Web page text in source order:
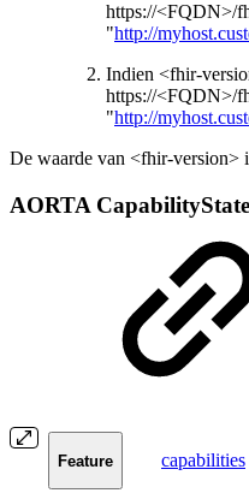
https://<FQDN>/
"http://
Indien <fhir-
https://<FQDN>/
"http://
De waarde van <fhir-
AORTA
Feature capabilities